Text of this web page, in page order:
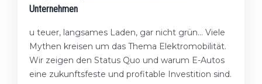
Unternehmen
u teuer, langsames Laden, gar nicht grün... Viele
Mythen kreisen um das Thema Elektromobilität.
Wir zeigen den Status Quo und warum E-Autos
eine zukunftsfeste und profitable Investition sind.